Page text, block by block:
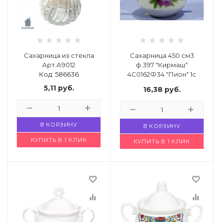
изделия
Сахарница из стекла
Арт.А9012
Код: 586636
5,11 руб.
В КОРЗИНУ
КУПИТЬ В 1 КЛИК
Сахарница 450 см3
ф.397 "Кирмаш"
4С0162Ф34 "Пион" 1с
16,38 руб.
В КОРЗИНУ
КУПИТЬ В 1 КЛИК
favorite_border
equalizer
favorite_border
equalizer